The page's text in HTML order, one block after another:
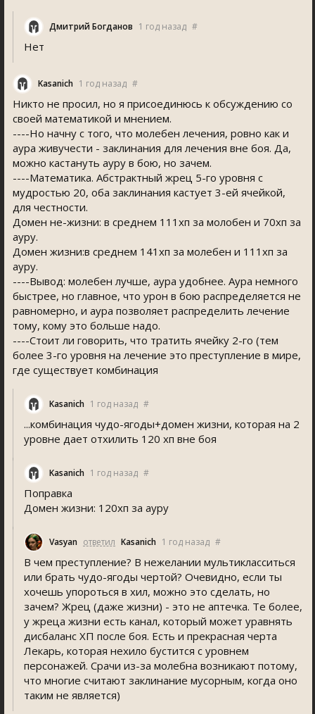
Дмитрий Богданов 1 год назад #
Нет
Kasanich 1 год назад #
Никто не просил, но я присоединюсь к обсуждению со
своей математикой и мнением.
----Но начну с того, что молебен лечения, ровно как и
аура живучести - заклинания для лечения вне боя. Да,
можно кастануть ауру в бою, но зачем.
----Математика. Абстрактный жрец 5-го уровня с
мудростью 20, оба заклинания кастует 3-ей ячейкой,
для честности.
Домен не-жизни: в среднем 111хп за молобен и 70хп за
ауру.
Домен жизни:в среднем 141хп за молебен и 111хп за
ауру.
----Вывод: молебен лучше, аура удобнее. Аура немного
быстрее, но главное, что урон в бою распределяется не
равномерно, и аура позволяет распределить лечение
тому, кому это больше надо.
----Стоит ли говорить, что тратить ячейку 2-го (тем
более 3-го уровня на лечение это преступление в мире,
где существует комбинация
Kasanich 1 год назад #
...комбинация чудо-ягоды+домен жизни, которая на 2
уровне дает отхилить 120 хп вне боя
Kasanich 1 год назад #
Поправка
Домен жизни: 120хп за ауру
Vasyan ответил Kasanich 1 год назад #
В чем преступление? В нежелании мультикласситься
или брать чудо-ягоды чертой? Очевидно, если ты
хочешь упороться в хил, можно это сделать, но
зачем? Жрец (даже жизни) - это не аптечка. Те более,
у жреца жизни есть канал, который может уравнять
дисбаланс ХП после боя. Есть и прекрасная черта
Лекарь, которая нехило бустится с уровнем
персонажей. Срачи из-за молебна возникают потому,
что многие считают заклинание мусорным, когда оно
таким не является)